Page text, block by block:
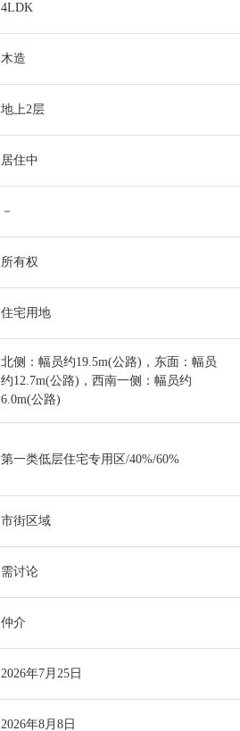
4LDK
木造
地上2层
居住中
－
所有权
住宅用地
北侧：幅员约19.5m(公路)，东面：幅员
约12.7m(公路)，西南一侧：幅员约
6.0m(公路)
第一类低层住宅专用区/40%/60%
市街区域
需讨论
仲介
2026年7月25日
2026年8月8日